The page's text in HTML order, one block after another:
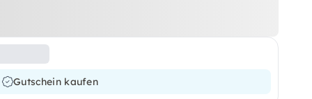
Gutschein kaufen